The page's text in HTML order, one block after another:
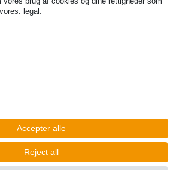
detail | * Applies to deliveries to the UK!
here
legal.
Accepter alle
Reject all